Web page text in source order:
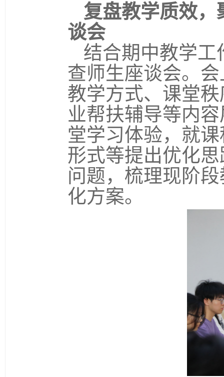
复盘教学质效
谈会
结合期中教学工
查师生座谈会。
教学方式、课堂
业帮扶辅导等内
堂学习体验，就
形式等提出优化
问题，梳理现阶
化方案。